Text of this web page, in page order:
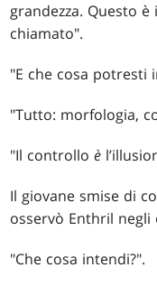
grandezza. Questo
chiamato".
"E che cosa potresti
"Tutto: morfologia,
"Il controlloè
Il giovane smise di
osservò Enthril negli
"Che cosa intendi?".